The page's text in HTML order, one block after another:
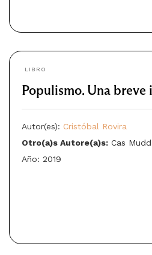
LIBRO
Populismo. Una
Autor(es): Cristóbal Rovira
Otro(a)s Autore(a)s: Cas
Año: 2019